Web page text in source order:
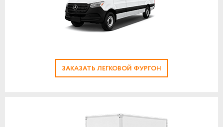
ЗАКАЗАТЬ ЛЕГКОВОЙ ФУРГОН